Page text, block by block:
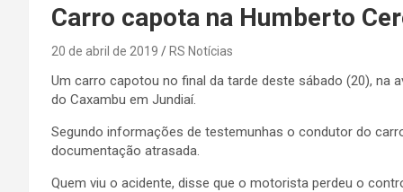
Carro capota na Humberto
20 de abril de 2019 RS Notícias
Um carro capotou no final da tarde deste sábado (20), na
do Caxambu em Jundiaí.
Segundo informações de testemunhas o condutor do
documentação atrasada.
Quem viu o acidente, disse que o motorista perdeu o